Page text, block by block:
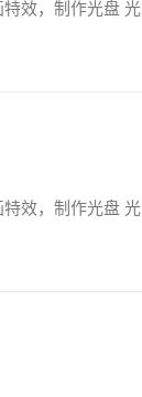
效，制作光盘 光
效，制作光盘 光